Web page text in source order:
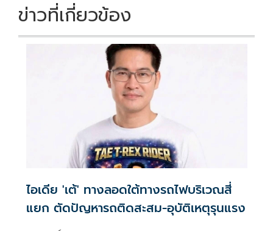
ข่าวที่เกี่ยวข้อง
ไอเดีย 'เต้' ทางลอดใต้ทางรถไฟบริเวณสี่
แยก ตัดปัญหารถติดสะสม-อุบัติเหตุรุนแรง